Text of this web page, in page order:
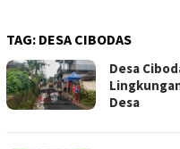
TAG: DESA CIBODAS
Desa
Desa